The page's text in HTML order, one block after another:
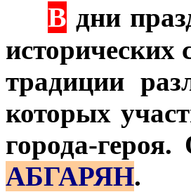
В дни
исторических
традиции
которых
города-
АБГАРЯН.